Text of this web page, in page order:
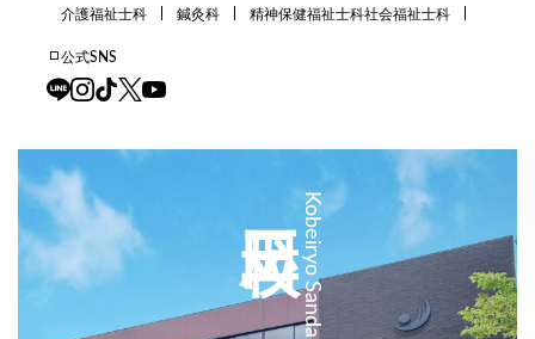
介護福祉士科
鍼灸科 精神保健福祉士科社会福祉士科
公式SNS
Kobeiryo Sanda